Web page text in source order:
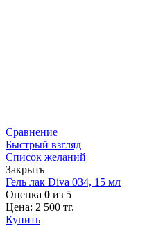
Сравнение
Быстрый взгляд
Список желаний
Закрыть
Гель лак Diva 034, 15 мл
Оценка 0 из 5
Цена: 2 500 тг.
Купить